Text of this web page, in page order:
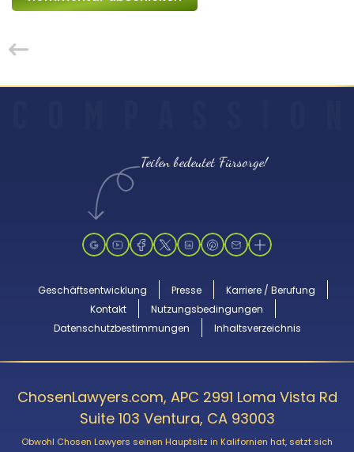
Teilen bedeutet Fürsorge!
Geschäftsentwicklung Presse
Karriere / Berufung
Kontakt
Nutzungsbedingungen
Datenschutzbestimmungen
Inhaltsverzeichnis
ChosenLawyers.com, APC 2991 Loma Vista Rd
Suite 103 Ventura, CA 93003
Obwohl Chosen Lawyers seinen Hauptsitz in Kalifornien hat, setzt sich